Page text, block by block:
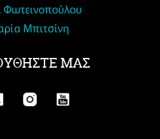
Φωτεινοπούλου
Μπιτσίνη
ΜΑΣ